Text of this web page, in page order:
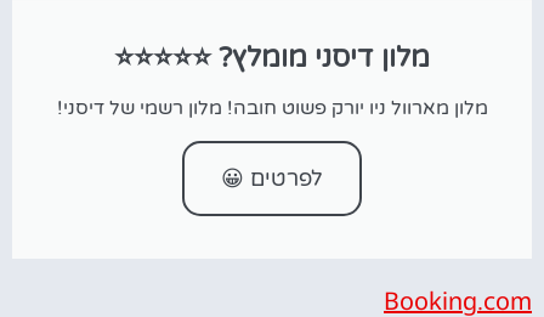
מלון דיסני מומלץ? ⭐⭐⭐⭐⭐
מלון מארוול ניו יורק פשוט חובה! מלון רשמי של דיסני!
לפרטים 😀
Booking.com